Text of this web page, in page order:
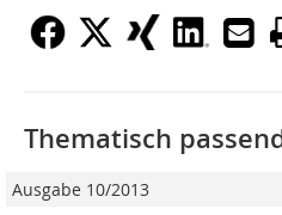
Thematisch
Ausgabe 10/2013